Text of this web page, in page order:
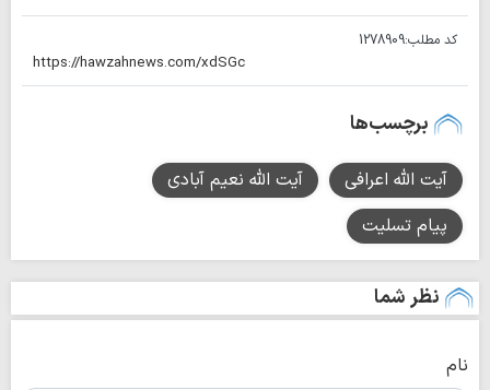
کد مطلب:1278909
برچسب‌ها
آیت الله اعرافی
آیت الله نعیم آبادی
پیام تسلیت
نظر شما
نام